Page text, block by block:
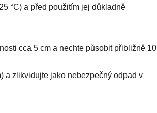
°C) a před použitím jej důkladně
cca 5 cm a nechte působit přibližně 10
a zlikvidujte jako nebezpečný odpad v